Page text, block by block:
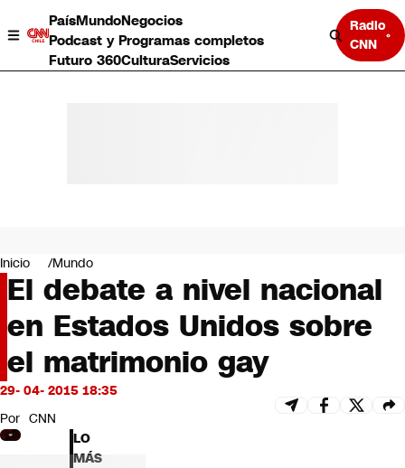
PaísMundoNegocios
Podcast y Programas completos
Futuro 360CulturaServicios
Radio
CNN
Negocios
Deportes
Programas completos
Cultura
Servicios
Bits
CNN tiempo
Futuro 360
Opinión
Inicio Mundo
El debate a nivel nacional
en Estados Unidos sobre
el matrimonio gay
29- 04- 2015 18:35
Por CNN
LO
MÁS